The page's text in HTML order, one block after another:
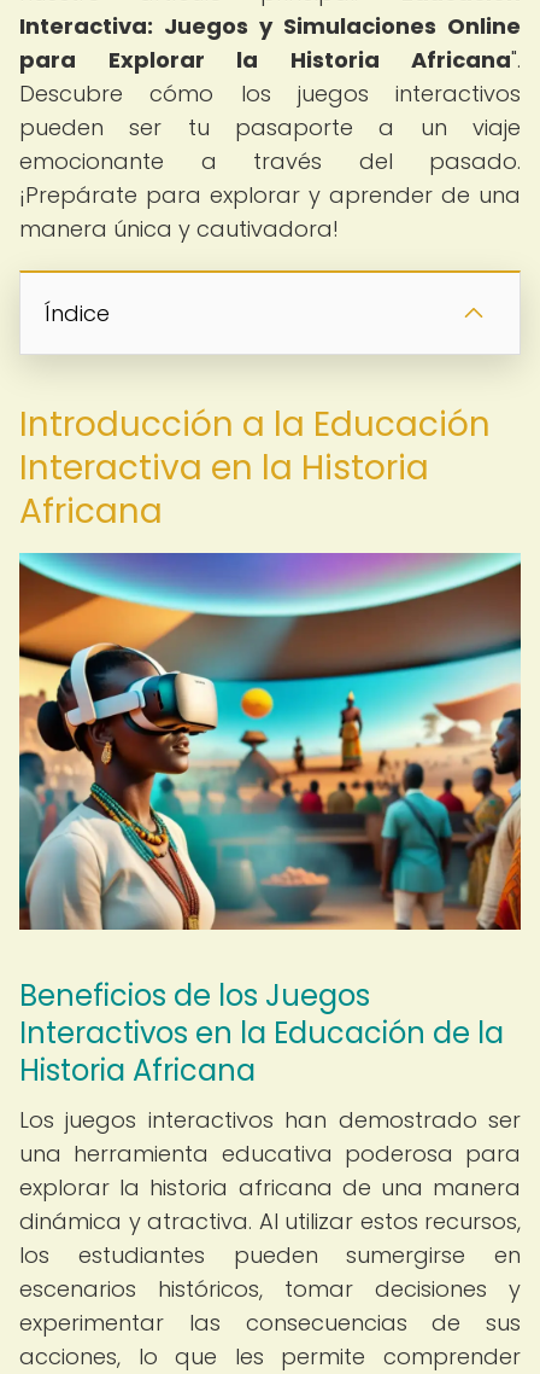
Interactiva: Juegos y Simulaciones Online
para Explorar la Historia Africana".
Descubre cómo los juegos interactivos
pueden ser tu pasaporte a un viaje
emocionante a través del pasado.
¡Prepárate para explorar y aprender de una
manera única y cautivadora!
Índice
Introducción a la Educación
Interactiva en la Historia
Africana
Beneficios de los Juegos
Interactivos en la Educación de la
Historia Africana
Los juegos interactivos han demostrado ser
una herramienta educativa poderosa para
explorar la historia africana de una manera
dinámica y atractiva. Al utilizar estos recursos,
los estudiantes pueden sumergirse en
escenarios históricos, tomar decisiones y
experimentar las consecuencias de sus
acciones, lo que les permite comprender